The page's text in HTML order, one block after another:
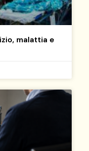
malattia e